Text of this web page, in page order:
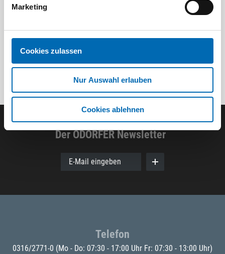
Marketing
Cookies zulassen
Nur Auswahl erlauben
Cookies ablehnen
Der ODÖRFER Newsletter
E-Mail eingeben
Telefon
0316/2771-0 (Mo - Do: 07:30 - 17:00 Uhr Fr: 07:30 - 13:00 Uhr)